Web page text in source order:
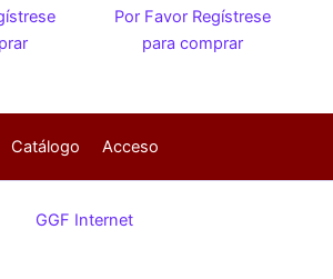
Por Favor Regístrese
para comprar
Catálogo Acceso
GGF Internet